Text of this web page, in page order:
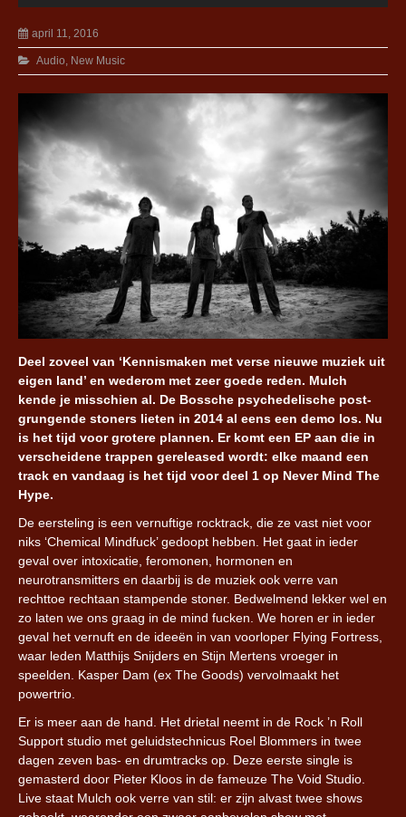
april 11, 2016
Audio, New Music
Deel zoveel van ‘Kennismaken met verse nieuwe muziek uit
eigen land’ en wederom met zeer goede reden. Mulch
kende je misschien al. De Bossche psychedelische post-
grungende stoners lieten in 2014 al eens een demo los. Nu
is het tijd voor grotere plannen. Er komt een EP aan die in
verscheidene trappen gereleased wordt: elke maand een
track en vandaag is het tijd voor deel 1 op Never Mind The
Hype.
De eersteling is een vernuftige rocktrack, die ze vast niet voor
niks ‘Chemical Mindfuck’ gedoopt hebben. Het gaat in ieder
geval over intoxicatie, feromonen, hormonen en
neurotransmitters en daarbij is de muziek ook verre van
rechttoe rechtaan stampende stoner. Bedwelmend lekker wel en
zo laten we ons graag in de mind fucken. We horen er in ieder
geval het vernuft en de ideeën in van voorloper Flying Fortress,
waar leden Matthijs Snijders en Stijn Mertens vroeger in
speelden. Kasper Dam (ex The Goods) vervolmaakt het
powertrio.
Er is meer aan de hand. Het drietal neemt in de Rock ’n Roll
Support studio met geluidstechnicus Roel Blommers in twee
dagen zeven bas- en drumtracks op. Deze eerste single is
gemasterd door Pieter Kloos in de fameuze The Void Studio.
Live staat Mulch ook verre van stil: er zijn alvast twee shows